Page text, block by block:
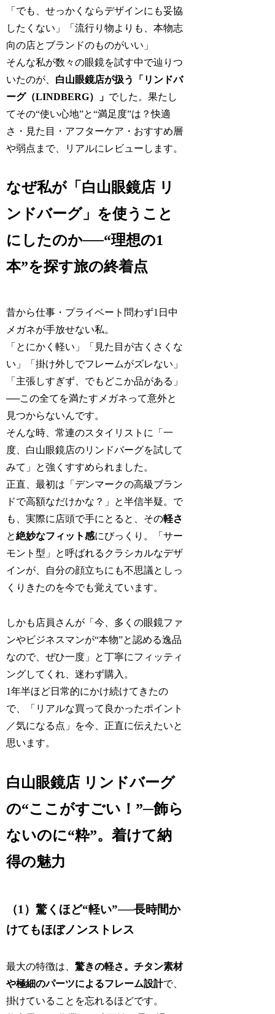
「でも、せっかくならデザインにも妥協
したくない」「流行り物よりも、本物志
向の店とブランドのものがいい」
そんな私が数々の眼鏡を試す中で辿りつ
いたのが、 白山眼鏡店が扱う「リンドバ
ーグ（LINDBERG）」 でした。果たし
てその“使い心地”と“満足度”は？快適
さ・見た目・アフターケア・おすすめ層
や弱点まで、リアルにレビューします。
なぜ私が「白山眼鏡店 リ
ンドバーグ」を使うこと
にしたのか──“理想の1
本”を探す旅の終着点
昔から仕事・プライベート問わず1日中
メガネが手放せない私。
「とにかく軽い」「見た目が古くさくな
い」「掛け外しでフレームがズレない」
「主張しすぎず、でもどこか品がある」
──この全てを満たすメガネって意外と
見つからないんです。
そんな時、常連のスタイリストに「一
度、白山眼鏡店のリンドバーグを試して
みて」と強くすすめられました。
正直、最初は「デンマークの高級ブラン
ドで高額なだけかな？」と半信半疑。で
も、実際に店頭で手にとると、その軽さ
と絶妙なフィット感にびっくり。「サー
モント型」と呼ばれるクラシカルなデザ
インが、自分の顔立ちにも不思議としっ
くりきたのを今でも覚えています。
しかも店員さんが「今、多くの眼鏡ファ
ンやビジネスマンが“本物”と認める逸品
なので、ぜひ一度」と丁寧にフィッティ
ングしてくれ、迷わず購入。
1年半ほど日常的にかけ続けてきたの
で、「リアルな買って良かったポイント
／気になる点」を今、正直に伝えたいと
思います。
白山眼鏡店 リンドバーグ
の“ここがすごい！”─飾ら
ないのに“粋”。着けて納
得の魅力
（1）驚くほど“軽い”──長時間か
けてもほぼノンストレス
最大の特徴は、驚きの軽さ。チタン素材
や極細のパーツによるフレーム設計で、
掛けていることを忘れるほどです。